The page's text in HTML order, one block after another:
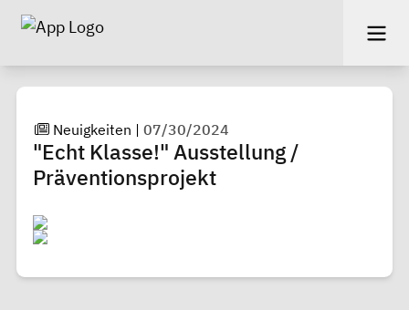
Neuigkeiten |07/30/2024
"Echt Klasse!" Ausstellung /
Präventionsprojekt